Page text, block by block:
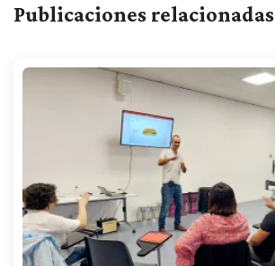
Publicaciones relacionadas